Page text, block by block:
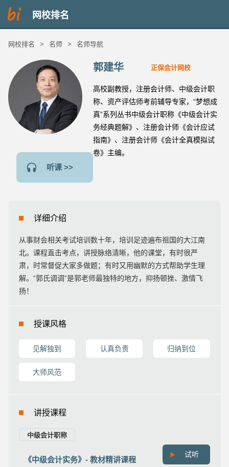
网校排名
网校排名 > 名师 > 名师导航
郭建华 正保会计网校
高校副教授，注册会计师、中级会计职
称、资产评估师考前辅导专家，“梦想成
真”系列丛书中级会计职称《中级会计实
务经典题解》、注册会计师《会计应试
指南》、注册会计师《会计全真模拟试
卷》主编。
听课 >>
详细介绍
从事财会相关考试培训数十年，培训足迹遍布祖国的大江南
北。课程直击考点，讲授脉络清晰，他的课堂，有时很严
肃，时常督促大家多做题；有时又用幽默的方式帮助学生理
解。“郭氏调调”是郭老师最独特的地方，抑扬顿挫、激情飞
扬！
授课风格
见解独到 认真负责 归纳到位
大师风范
讲授课程
中级会计职称
《中级会计实务》- 教材精讲课程
试听